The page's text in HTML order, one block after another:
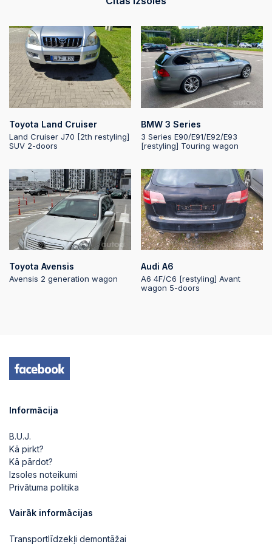
2026-01-09 18:14:16
2026-01-09 18:14:16
2026-01-08 10:24:34
Toyota Land Cruiser
Land Cruiser J70 [2th restyling]
SUV 2-doors
BMW 3 Series
3 Series E90/E91/E92/E93
[restyling] Touring wagon
Toyota Avensis
Avensis 2 generation wagon
Audi A6
A6 4F/C6 [restyling] Avant
wagon 5-doors
Informācija
B.U.J.
Kā pirkt?
Kā pārdot?
Izsoles noteikumi
Privātuma politika
Vairāk informācijas
Transportlīdzekļi demontāžai